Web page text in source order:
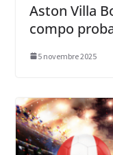
Aston Villa
compo
5 novembre 2025